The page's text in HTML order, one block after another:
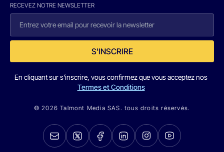
RECEVEZ NOTRE NEWSLETTER
S'INSCRIRE
En cliquant sur s'inscrire, vous confirmez que vous acceptez nos
Termes et Conditions
© 2026 Talmont Media SAS. tous droits réservés.